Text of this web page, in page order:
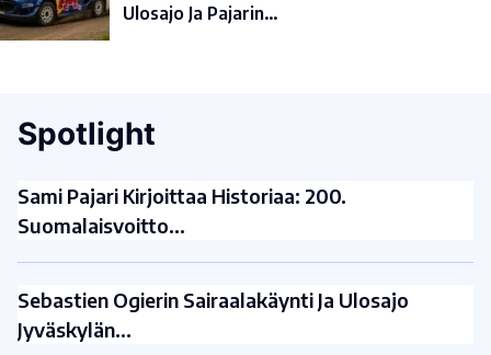
Ulosajo Ja Pajarin…
Spotlight
Sami Pajari Kirjoittaa Historiaa: 200.
Suomalaisvoitto…
Sebastien Ogierin Sairaalakäynti Ja Ulosajo
Jyväskylän…